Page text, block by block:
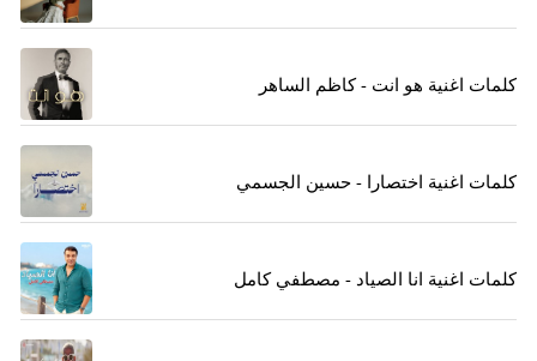
كلمات اغنية هو انت - كاظم الساهر
كلمات اغنية اختصارا - حسين الجسمي
كلمات اغنية انا الصياد - مصطفي كامل